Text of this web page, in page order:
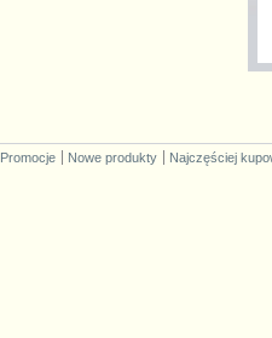
Promocje Nowe produkty Najczęściej